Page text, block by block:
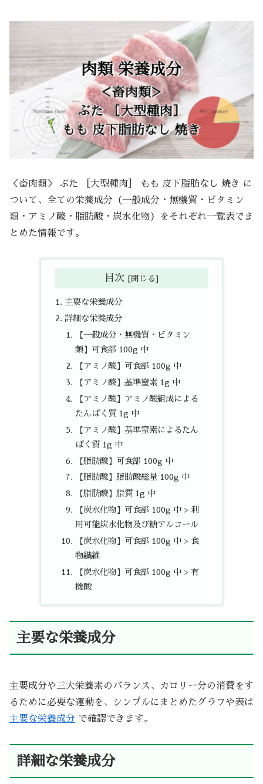
＜畜肉類＞ ぶた ［大型種肉］ もも 皮下脂肪なし 焼き に
ついて、全ての栄養成分（一般成分・無機質・ビタミン
類・アミノ酸・脂肪酸・炭水化物）をそれぞれ一覧表でま
とめた情報です。
目次
主要な栄養成分
詳細な栄養成分
【一般成分・無機質・ビタミン
類】可食部 100g 中
【アミノ酸】可食部 100g 中
【アミノ酸】基準窒素 1g 中
【アミノ酸】アミノ酸組成による
たんぱく質 1g 中
【アミノ酸】基準窒素によるたん
ぱく質 1g 中
【脂肪酸】可食部 100g 中
【脂肪酸】脂肪酸総量 100g 中
【脂肪酸】脂質 1g 中
【炭水化物】可食部 100g 中 > 利
用可能炭水化物及び糖アルコール
【炭水化物】可食部 100g 中 > 食
物繊維
【炭水化物】可食部 100g 中 > 有
機酸
主要な栄養成分
主要成分や三大栄養素のバランス、カロリー分の消費をす
るために必要な運動を、シンプルにまとめたグラフや表は
主要な栄養成分 で確認できます。
詳細な栄養成分